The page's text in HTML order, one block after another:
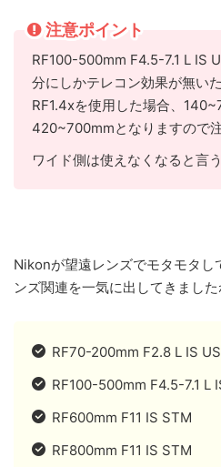
注意ポイント
RF100-500mm F4.5-7.1 L IS
分にしかテレコン効果が無い
RF1.4xを使用した場合、
420~700mmとなりますので
ワイド側は使えなくなると言
Nikonが望遠レンズでモタモタし
ンズ関連を一気に出してきました
RF70-200mm F2.8 L IS
RF100-500mm F4.5-7.1 L
RF600mm F11 IS STM
RF800mm F11 IS STM